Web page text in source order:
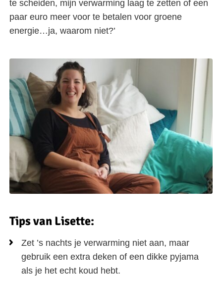
te scheiden, mijn verwarming laag te zetten of een
paar euro meer voor te betalen voor groene
energie…ja, waarom niet?’
Tips van Lisette:
Zet ’s nachts je verwarming niet aan, maar
gebruik een extra deken of een dikke pyjama
als je het echt koud hebt.